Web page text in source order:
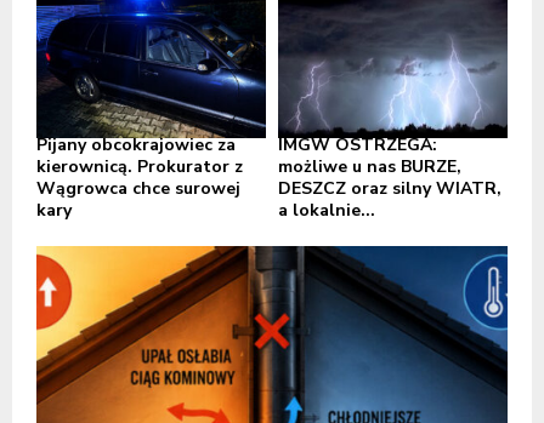
Pijany obcokrajowiec za
kierownicą. Prokurator z
Wągrowca chce surowej
kary
IMGW OSTRZEGA:
możliwe u nas BURZE,
DESZCZ oraz silny WIATR,
a lokalnie...